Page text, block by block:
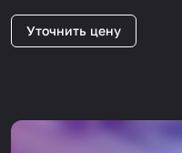
Уточнить цену